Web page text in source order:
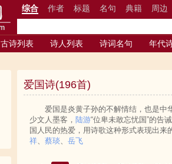
综合 作者 标题 名句 典籍 周边
古诗列表 诗人列表 诗词名句 年代
爱国诗(196首)
爱国是炎黄子孙的不解情结，也是中
少文人墨客， 陆游“位卑未敢忘忧国”的告
国人民的热爱，用诗歌这种形式表现出来
祥、蔡琰、岳飞